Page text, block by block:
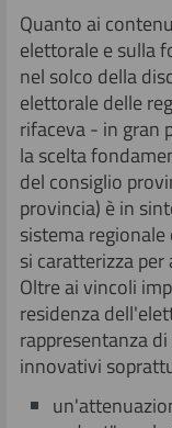
Quanto ai
elettorale e sulla
nel solco della
elettorale delle
rifaceva - in gran
la scelta
del consiglio
provincia) è in
sistema
si caratterizza
Oltre ai vincoli
residenza
rappresentanza
innovativi